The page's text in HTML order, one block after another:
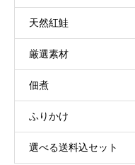
天然紅鮭
厳選素材
佃煮
ふりかけ
選べる送料込セット